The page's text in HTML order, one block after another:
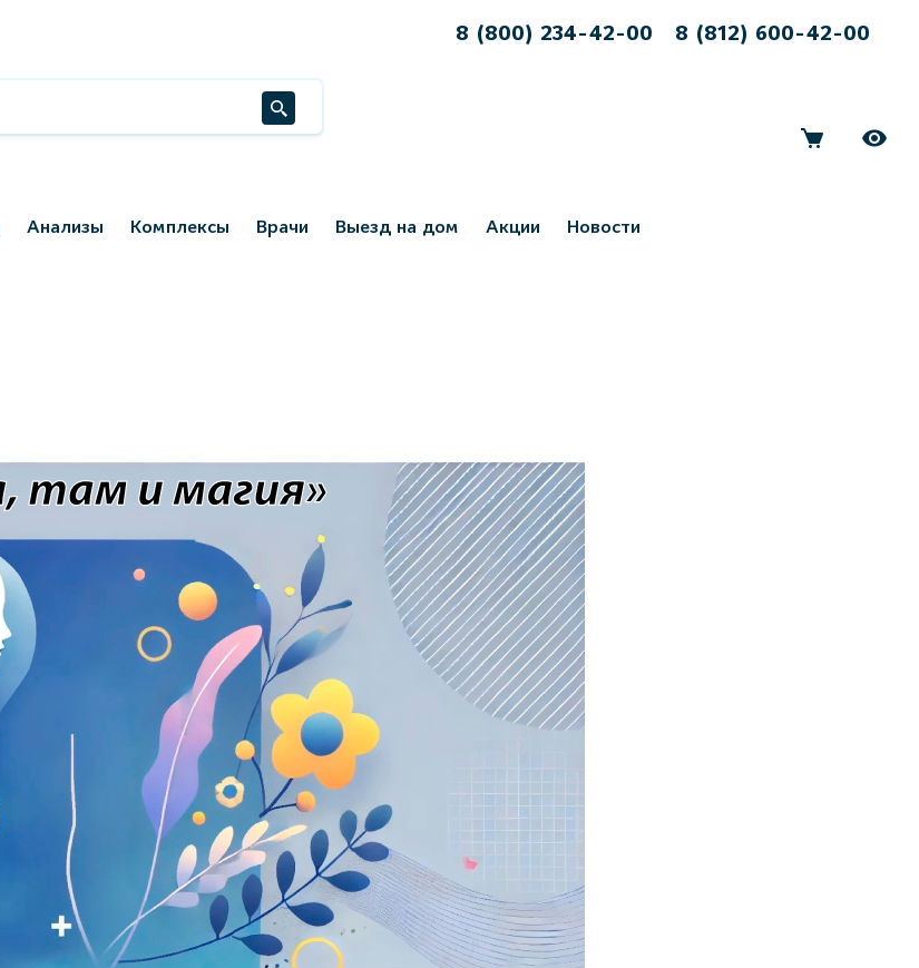
8 (800) 234-42-00 8 (812) 600-42-00
Анализы Комплексы Врачи Выезд на дом Акции Новости